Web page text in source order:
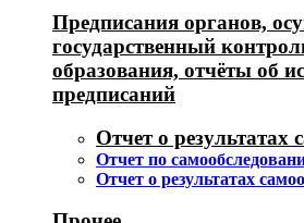
Предписания органов,
государственный
образования, отчёты об
предписаний
Отчет о результатах
Отчет по
Отчет о результатах